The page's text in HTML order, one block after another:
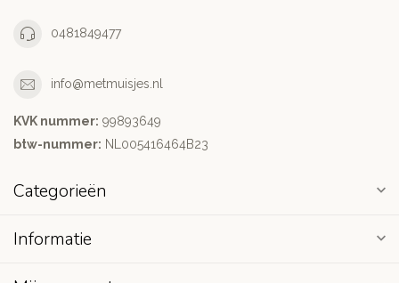
0481849477
info@metmuisjes.nl
KVK nummer: 99893649
btw-nummer: NL005416464B23
Categorieën
Informatie